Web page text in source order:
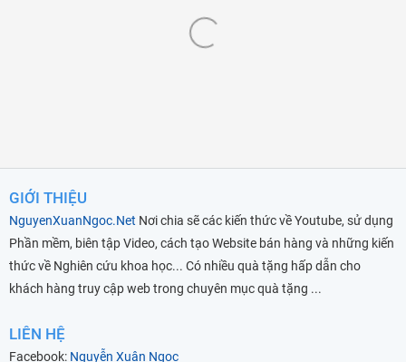
GIỚI THIỆU
NguyenXuanNgoc.Net Nơi chia sẽ các kiến thức về Youtube, sử dụng
Phần mềm, biên tập Video, cách tạo Website bán hàng và những kiến
thức về Nghiên cứu khoa học... Có nhiều quà tặng hấp dẫn cho
khách hàng truy cập web trong chuyên mục quà tặng ...
LIÊN HỆ
Facebook: Nguyễn Xuân Ngọc